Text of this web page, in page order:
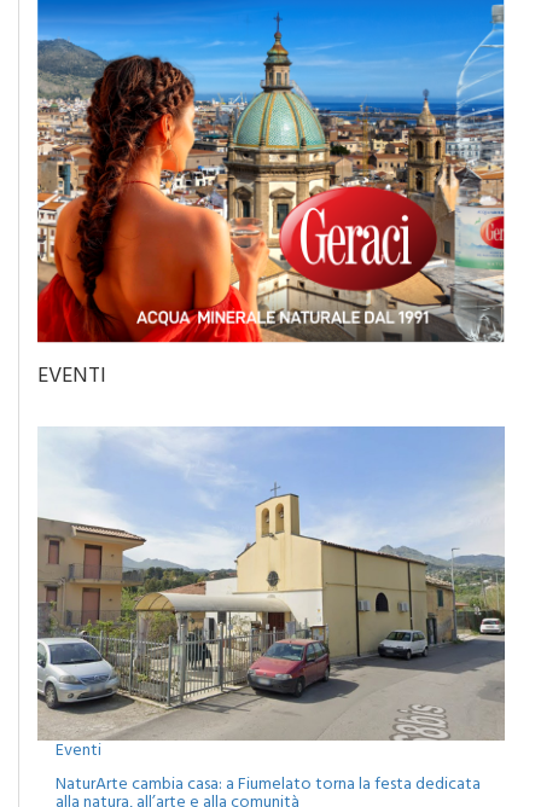
EVENTI
Eventi
NaturArte cambia casa: a Fiumelato torna la festa dedicata
alla natura, all’arte e alla comunità